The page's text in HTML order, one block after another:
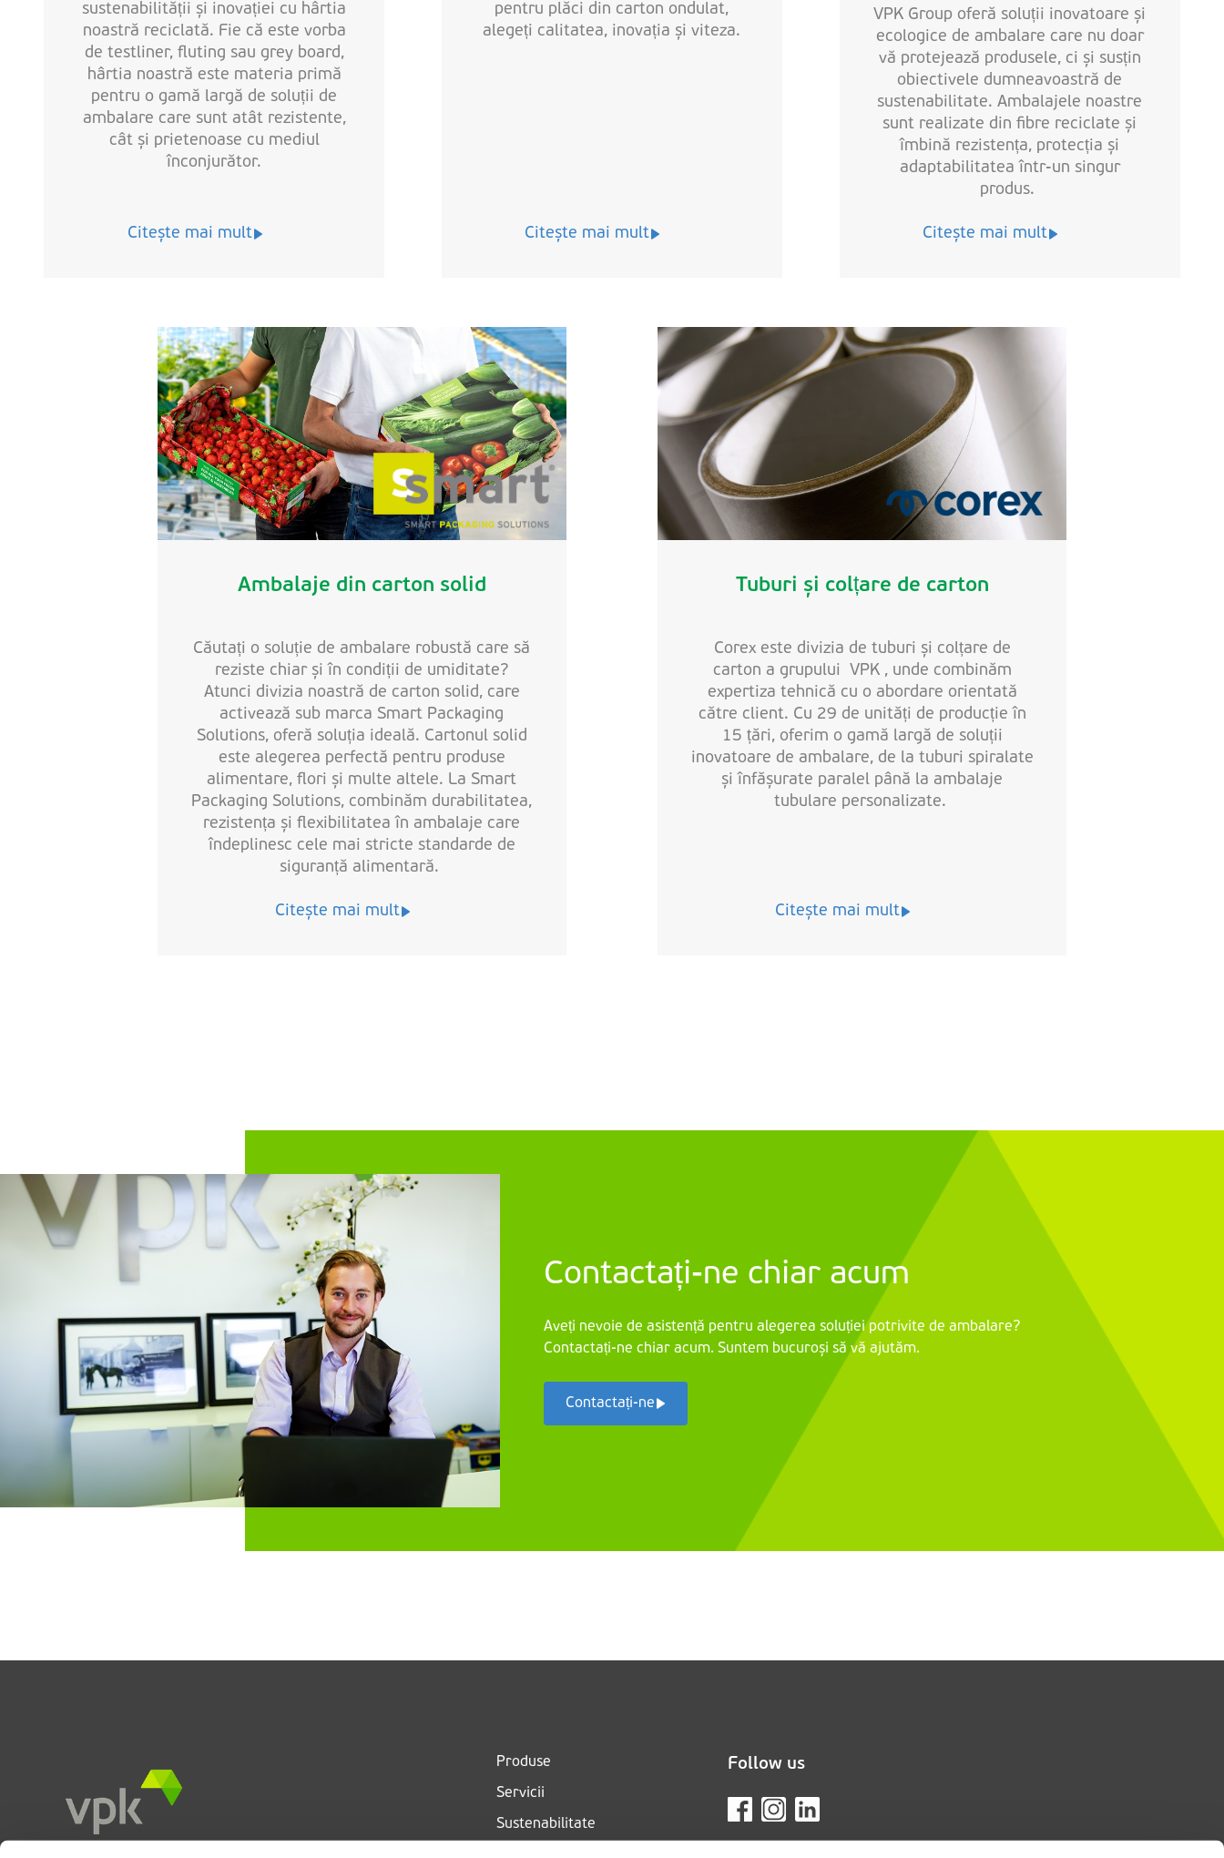
sustenabilității și inovației cu hârtia
noastră reciclată. Fie că este vorba
de testliner, fluting sau grey board,
hârtia noastră este materia primă
pentru o gamă largă de soluții de
ambalare care sunt atât rezistente,
cât și prietenoase cu mediul
înconjurător.
Citește mai mult
pentru plăci din carton ondulat,
alegeți calitatea, inovația și viteza.
Citește mai mult
VPK Group oferă soluții inovatoare și
ecologice de ambalare care nu doar
vă protejează produsele, ci și susțin
obiectivele dumneavoastră de
sustenabilitate. Ambalajele noastre
sunt realizate din fibre reciclate și
îmbină rezistența, protecția și
adaptabilitatea într-un singur
produs.
Citește mai mult
Ambalaje din carton solid
Căutați o soluție de ambalare robustă care să
reziste chiar și în condiții de umiditate?
Atunci divizia noastră de carton solid, care
activează sub marca Smart Packaging
Solutions, oferă soluția ideală. Cartonul solid
este alegerea perfectă pentru produse
alimentare, flori și multe altele. La Smart
Packaging Solutions, combinăm durabilitatea,
rezistența și flexibilitatea în ambalaje care
îndeplinesc cele mai stricte standarde de
siguranță alimentară.
Citește mai mult
Tuburi și colțare de carton
Corex este divizia de tuburi și colțare de
carton a grupului VPK , unde combinăm
expertiza tehnică cu o abordare orientată
către client. Cu 29 de unități de producție în
15 țări, oferim o gamă largă de soluții
inovatoare de ambalare, de la tuburi spiralate
și înfășurate paralel până la ambalaje
tubulare personalizate.
Citește mai mult
Contactați-ne chiar acum
Aveți nevoie de asistență pentru alegerea soluției potrivite de ambalare?
Contactați-ne chiar acum. Suntem bucuroși să vă ajutăm.
Contactați-ne
Produse
Servicii
Sustenabilitate
Follow us